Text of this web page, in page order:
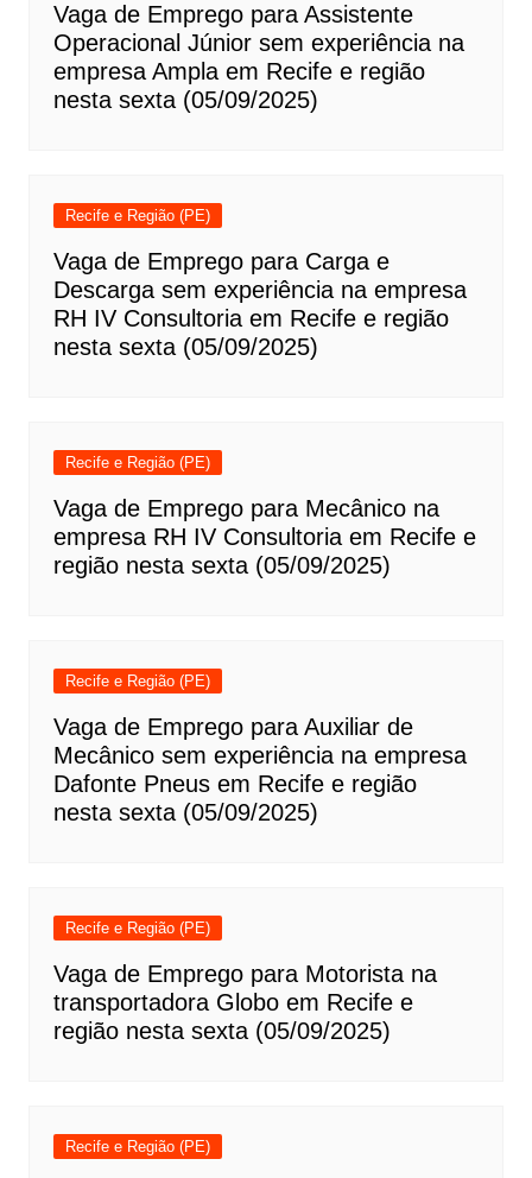
Vaga de Emprego para Assistente
Operacional Júnior sem experiência na
empresa Ampla em Recife e região
nesta sexta (05/09/2025)
Recife e Região (PE)
Vaga de Emprego para Carga e
Descarga sem experiência na empresa
RH IV Consultoria em Recife e região
nesta sexta (05/09/2025)
Recife e Região (PE)
Vaga de Emprego para Mecânico na
empresa RH IV Consultoria em Recife e
região nesta sexta (05/09/2025)
Recife e Região (PE)
Vaga de Emprego para Auxiliar de
Mecânico sem experiência na empresa
Dafonte Pneus em Recife e região
nesta sexta (05/09/2025)
Recife e Região (PE)
Vaga de Emprego para Motorista na
transportadora Globo em Recife e
região nesta sexta (05/09/2025)
Recife e Região (PE)